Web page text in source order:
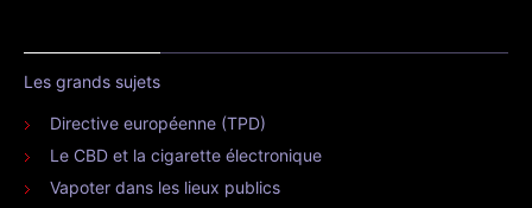
Les grands sujets
Directive européenne (TPD)
Le CBD et la cigarette électronique
Vapoter dans les lieux publics